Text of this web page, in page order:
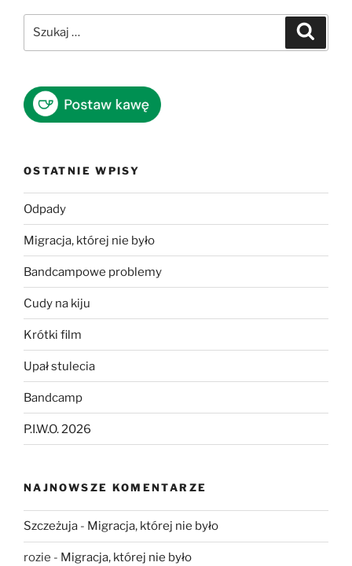
OSTATNIE WPISY
Odpady
Migracja, której nie było
Bandcampowe problemy
Cudy na kiju
Krótki film
Upał stulecia
Bandcamp
P.I.W.O. 2026
NAJNOWSZE KOMENTARZE
Szczeżuja - Migracja, której nie było
rozie - Migracja, której nie było